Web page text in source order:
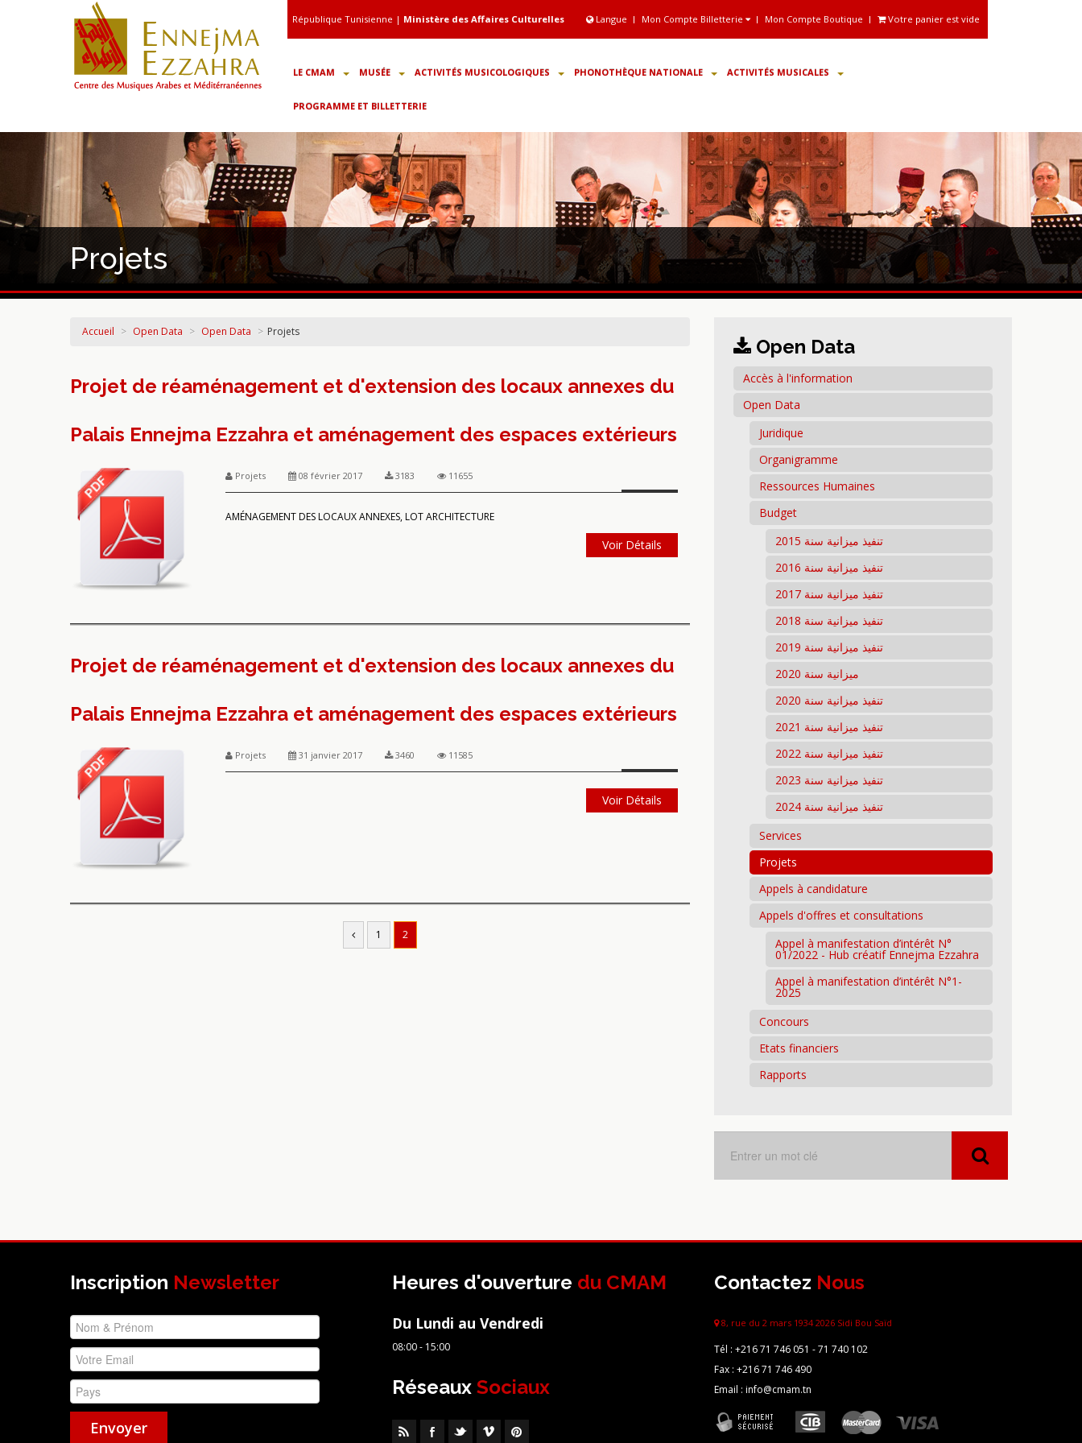
République Tunisienne | Ministère des Affaires Culturelles Langue Mon Compte Billetterie Mon Compte Boutique Votre panier est vide
LE CMAM MUSÉE ACTIVITÉS MUSICOLOGIQUES PHONOTHÈQUE NATIONALE ACTIVITÉS MUSICALES
PROGRAMME ET BILLETTERIE
Projets
Accueil > Open Data > Open Data > Projets
Projet de réaménagement et d'extension des locaux annexes du
Palais Ennejma Ezzahra et aménagement des espaces extérieurs
Projets 08 février 2017 3183 11655
AMÉNAGEMENT DES LOCAUX ANNEXES, LOT ARCHITECTURE
Voir Détails
Projet de réaménagement et d'extension des locaux annexes du
Palais Ennejma Ezzahra et aménagement des espaces extérieurs
Projets 31 janvier 2017 3460 11585
Voir Détails
1 2
Open Data
Accès à l'information
Open Data
Juridique
Organigramme
Ressources Humaines
Budget
تنفيذ ميزانية سنة 2015
تنفيذ ميزانية سنة 2016
تنفيذ ميزانية سنة 2017
تنفيذ ميزانية سنة 2018
تنفيذ ميزانية سنة 2019
ميزانية سنة 2020
تنفيذ ميزانية سنة 2020
تنفيذ ميزانية سنة 2021
تنفيذ ميزانية سنة 2022
تنفيذ ميزانية سنة 2023
تنفيذ ميزانية سنة 2024
Services
Projets
Appels à candidature
Appels d'offres et consultations
Appel à manifestation d’intérêt N°
01/2022 - Hub créatif Ennejma Ezzahra
Appel à manifestation d’intérêt N°1-
2025
Concours
Etats financiers
Rapports
Inscription Newsletter Heures d'ouverture du CMAM
Du Lundi au Vendredi
08:00 - 15:00
Réseaux Sociaux
Contactez Nous
8, rue du 2 mars 1934 2026 Sidi Bou Saïd
Tél : +216 71 746 051 - 71 740 102
Fax : +216 71 746 490
Email : info@cmam.tn